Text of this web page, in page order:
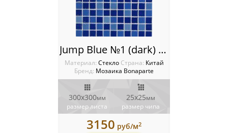
Jump Blue №1 (dark) Мозаика Bonaparte
Материал: Стекло Cтрана: Китай
Бренд: Мозаика Bonaparte
300х300мм
размер листа
25х25мм
размер чипа
3150 руб/м2